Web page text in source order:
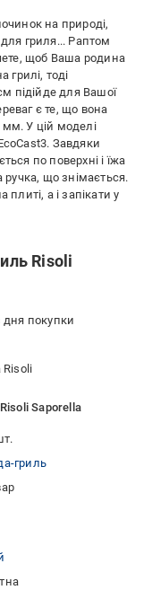
на природі,
гриля... Раптом
щоб Ваша родина
грилі, тоді
підійде для Вашої
є те, що вона
У цій моделі
Завдяки
по поверхні і їжа
ручка, що знімається.
а і запікати у
Risoli
дня покупки
Risoli
Saporella
гриль